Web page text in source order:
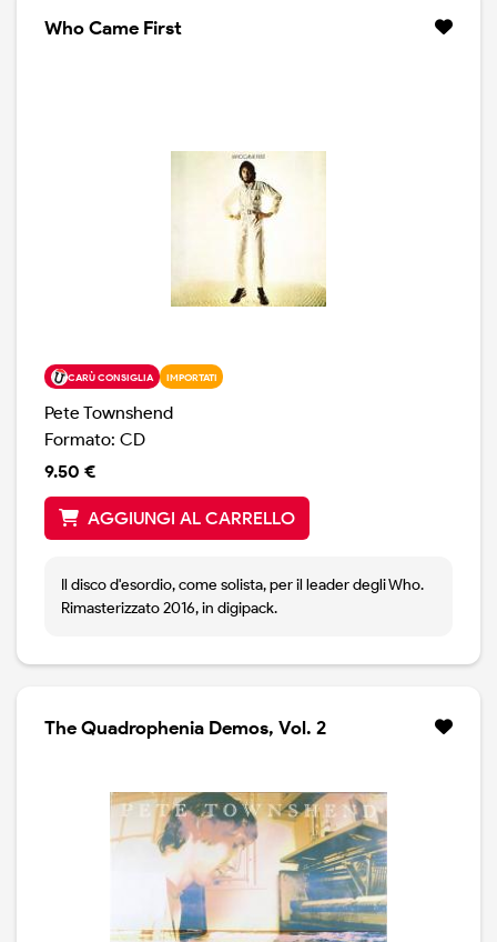
Who Came First
CARÙ CONSIGLIA IMPORTATI
Pete Townshend
Formato: CD
9.50 €
AGGIUNGI AL CARRELLO
Il disco d'esordio, come solista, per il leader degli Who.
Rimasterizzato 2016, in digipack.
The Quadrophenia Demos, Vol. 2